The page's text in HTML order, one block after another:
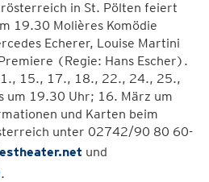
in St. Pölten feiert
19.30 Molières Komödie
Echerer, Louise Martini
(Regie: Hans Escher).
15., 17., 18., 22., 24., 25.,
um 19.30 Uhr; 16. März um
und Karten beim
unter 02742/90 80 60-
und
.